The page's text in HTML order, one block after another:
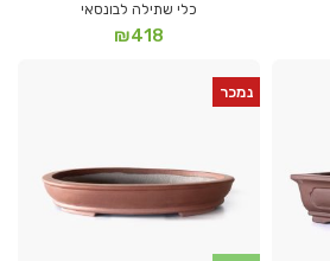
כלי שתילה לבונסאי
₪418
נמכר